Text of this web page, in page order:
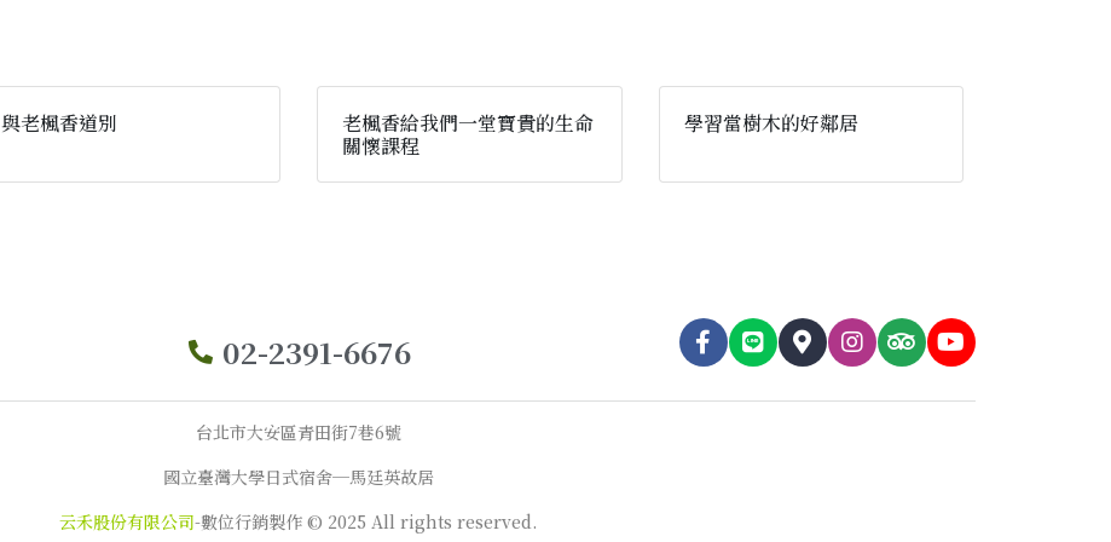
與老楓香道別
老楓香給我們一堂寶貴的生命
關懷課程
學習當樹木的好鄰居
02-2391-6676
台北市大安區青田街7巷6號
國立臺灣大學日式宿舍─馬廷英故居
云禾股份有限公司-數位行銷製作 © 2025 All rights reserved.